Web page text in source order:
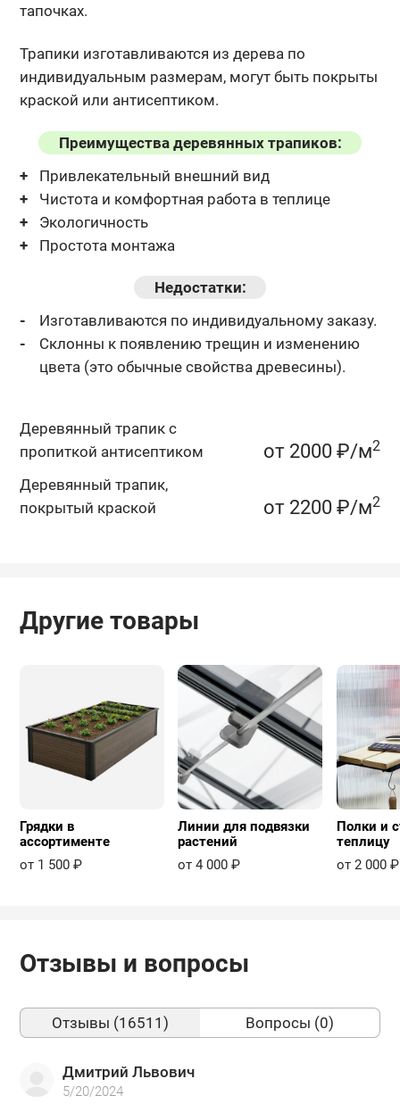
тапочках.
Трапики изготавливаются из дерева по
индивидуальным размерам, могут быть покрыты
краской или антисептиком.
Преимущества деревянных трапиков:
Привлекательный внешний вид
Чистота и комфортная работа в теплице
Экологичность
Простота монтажа
Недостатки:
Изготавливаются по индивидуальному заказу.
Склонны к появлению трещин и изменению
цвета (это обычные свойства древесины).
Деревянный трапик c
пропиткой антисептиком
от 2000 ₽/м2
Деревянный трапик,
покрытый краской
от 2200 ₽/м2
Другие товары
Грядки в
ассортименте
от 1 500 ₽
Линии для подвязки
растений
от 4 000 ₽
Полки и
теплицу
от 2 000 ₽
Отзывы и вопросы
Отзывы (16511) Вопросы (0)
Дмитрий Львович
5/20/2024